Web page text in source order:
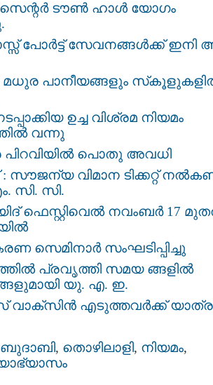
ടൗൺ ഹാൾ യോഗം
പോർട്ട് സേവനങ്ങള്‍ക്ക് ഇനി
പാനീയങ്ങളും
ഉച്ച വിശ്രമ നിയമം
വന്നു
പൊതു അവധി
സൗജന്യ വിമാന ടിക്കറ്റ്
സി. സി.
ഫെസ്റ്റിവെല്‍ നവംബര്‍ 17
സെമിനാർ സംഘടിപ്പിച്ചു
പ്രവൃത്തി സമയ ങ്ങളില്‍
യു. എ. ഇ.
എടുത്തവർക്ക്
, തൊഴിലാളി, നിയമം,